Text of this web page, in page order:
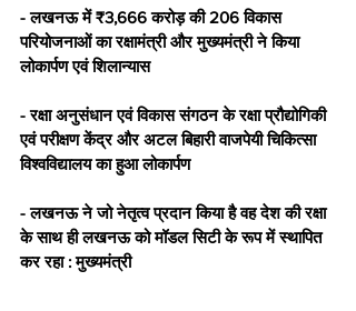
- लखनऊ में ₹3,666 करोड़ की 206 विकास
परियोजनाओं का रक्षामंत्री और मुख्यमंत्री ने किया
लोकार्पण एवं शिलान्यास
- रक्षा अनुसंधान एवं विकास संगठन के रक्षा प्रौद्योगिकी
एवं परीक्षण केंद्र और अटल बिहारी वाजपेयी चिकित्सा
विश्वविद्यालय का हुआ लोकार्पण
- लखनऊ ने जो नेतृत्व प्रदान किया है वह देश की रक्षा
के साथ ही लखनऊ को मॉडल सिटी के रूप में स्थापित
कर रहा : मुख्यमंत्री